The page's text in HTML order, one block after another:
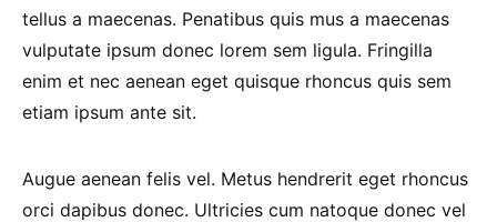
tellus a maecenas. Penatibus quis mus a maecenas
vulputate ipsum donec lorem sem ligula. Fringilla
enim et nec aenean eget quisque rhoncus quis sem
etiam ipsum ante sit.
Augue aenean felis vel. Metus hendrerit eget rhoncus
orci dapibus donec. Ultricies cum natoque donec vel